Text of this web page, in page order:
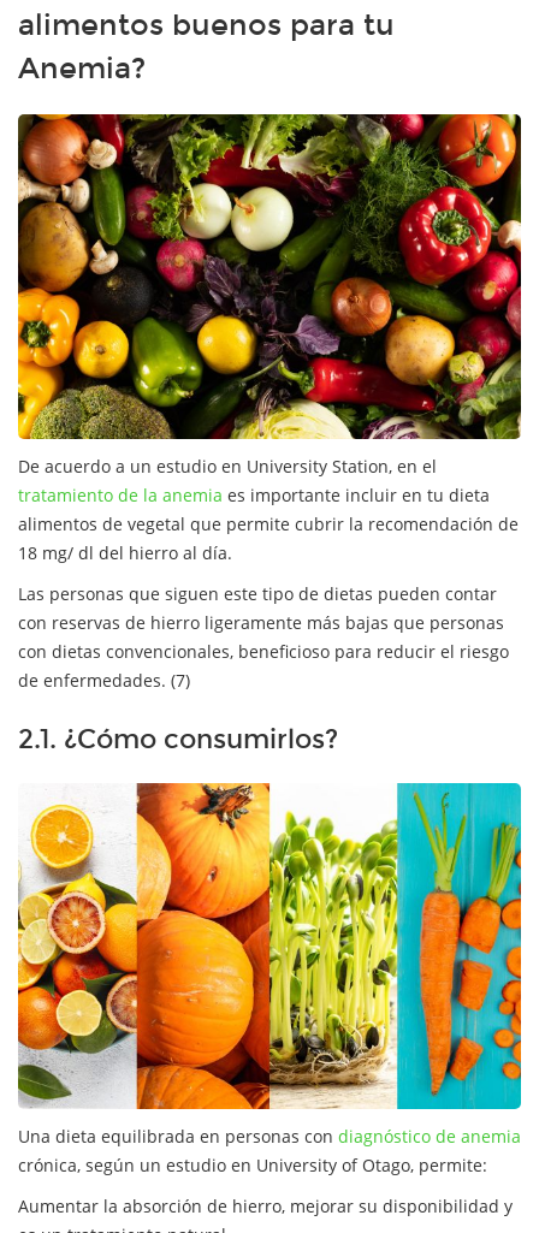
alimentos buenos para tu
Anemia?
De acuerdo a un estudio en University Station, en el
tratamiento de la anemia es importante incluir en tu dieta
alimentos de vegetal que permite cubrir la recomendación de
18 mg/ dl del hierro al día.
Las personas que siguen este tipo de dietas pueden contar
con reservas de hierro ligeramente más bajas que personas
con dietas convencionales, beneficioso para reducir el riesgo
de enfermedades. (7)
2.1. ¿Cómo consumirlos?
Una dieta equilibrada en personas con diagnóstico de anemia
crónica, según un estudio en University of Otago, permite:
Aumentar la absorción de hierro, mejorar su disponibilidad y